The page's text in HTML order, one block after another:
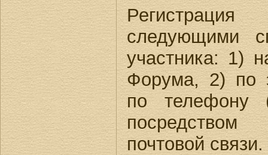
следующими
участника: 1)
Форума, 2) по
по телефону
почтовой связи.